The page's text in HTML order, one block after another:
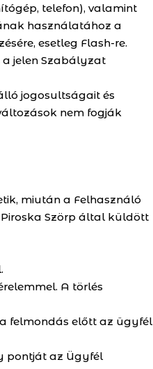
telefon), valamint
használatához a
esetleg Flash-re.
jelen Szabályzat
jogosultságait és
nem fogják
miután a Felhasználó
Szörp által küldött
A törlés
felmondás előtt az ügyfél
pontját az Ügyfél